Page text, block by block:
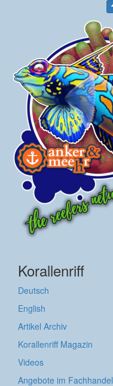
Korallenriff
Deutsch
English
Artikel Archiv
Korallenriff Magazin
Videos
Angebote im Fachhandel